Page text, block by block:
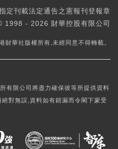
定刊載法定通告之憲報刊登報章
- 2026 財華控股有限公司
財華社版權所有,未經同意不得轉載。
有限公司將盡力確保彼等所提供資料
對無誤,資料如有錯漏而令閣下蒙受